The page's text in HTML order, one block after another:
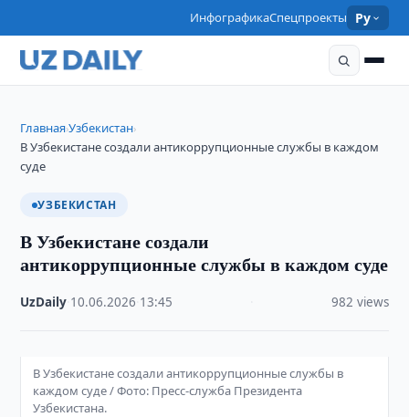
ИнфографикаСпецпроекты Ру
Главная›Узбекистан›
В Узбекистане создали антикоррупционные службы в каждом
суде
УЗБЕКИСТАН
В Узбекистане создали
антикоррупционные службы в каждом суде
UzDaily 10.06.2026 13:45 982 views
В Узбекистане создали антикоррупционные службы в
каждом суде / Фото: Пресс-служба Президента
Узбекистана.